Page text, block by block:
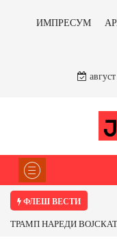
ИМПРЕСУМ
ФЛЕШ ВЕСТИ
ТРАМП НАРЕДИ